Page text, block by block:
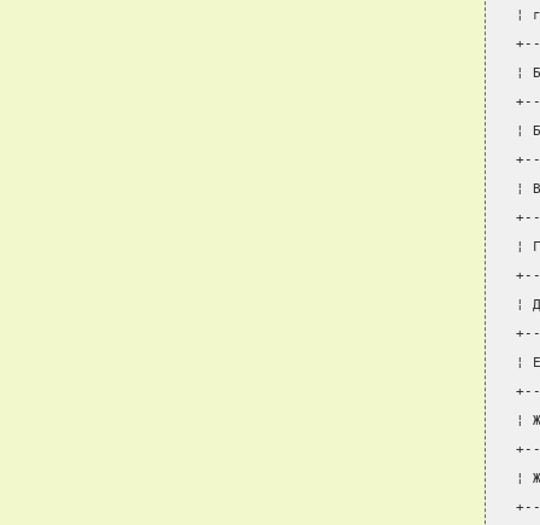
¦
¦
¦
¦
¦
¦
¦
¦
¦